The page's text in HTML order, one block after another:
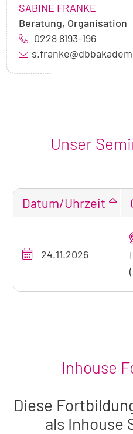
NAME:
SABINE FRANKE
Beratung, Organisation
0228 8193-196
Unser
unseres
zum
Datum/Uhrzeit
24.11.2026
Inhouse
Diese
als Inhouse